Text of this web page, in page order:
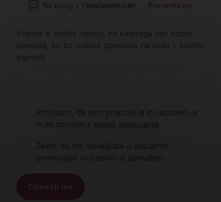
Na zalogi v 1 poslovalnicah Preverite kje
Vnesite e-poštni naslov, na katerega vas bomo
obvestili, ko bo izdelek ponovno na voljo v spletni
trgovini.
Potrjujem, da sem prebral/-a in razumel/-a
in se strinjam s pogoji poslovanja
Želim, da me obveščate o aktualnih
promocijah in izdelkih iz ponudbe.
Obvesti me